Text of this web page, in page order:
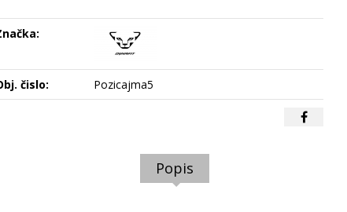
čislo: Pozicajma5
Popis